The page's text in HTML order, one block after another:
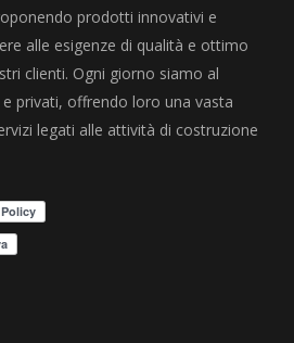
prodotti innovativi e
alle esigenze di qualità e ottimo
clienti. Ogni giorno siamo al
privati, offrendo loro una vasta
legati alle attività di costruzione